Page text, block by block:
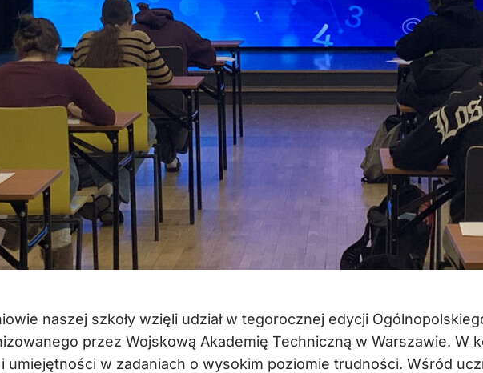
naszej szkoły wzięli udział w tegorocznej edycji
przez Wojskową Akademię Techniczną w Warszawie. W
umiejętności w zadaniach o wysokim poziomie trudności. Wśród